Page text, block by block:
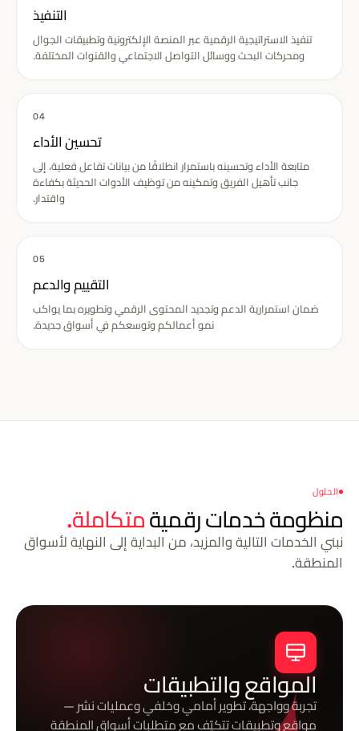
التنفيذ
تنفيذ الاستراتيجية الرقمية عبر المنصة الإلكترونية وتطبيقات الجوال
ومحركات البحث ووسائل التواصل الاجتماعي والقنوات المختلفة.
04
تحسين الأداء
متابعة الأداء وتحسينه باستمرار انطلاقًا من بيانات تفاعل فعلية، إلى
جانب تأهيل الفريق وتمكينه من توظيف الأدوات الحديثة بكفاءة
واقتدار.
05
التقييم والدعم
ضمان استمرارية الدعم وتجديد المحتوى الرقمي وتطويره بما يواكب
نمو أعمالكم وتوسعكم في أسواق جديدة.
الحلول
منظومة خدمات رقميةمتكاملة.
نبني الخدمات التالية والمزيد، من البداية إلى النهاية لأسواق
المنطقة.
المواقع والتطبيقات
تجربة وواجهة، تطوير أمامي وخلفي وعمليات نشر —
مواقع وتطبيقات تتكيّف مع متطلبات أسواق المنطقة